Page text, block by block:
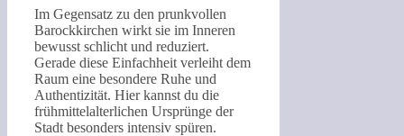
Im Gegensatz zu den prunkvollen
Barockkirchen wirkt sie im Inneren
bewusst schlicht und reduziert.
Gerade diese Einfachheit verleiht dem
Raum eine besondere Ruhe und
Authentizität. Hier kannst du die
frühmittelalterlichen Ursprünge der
Stadt besonders intensiv spüren.